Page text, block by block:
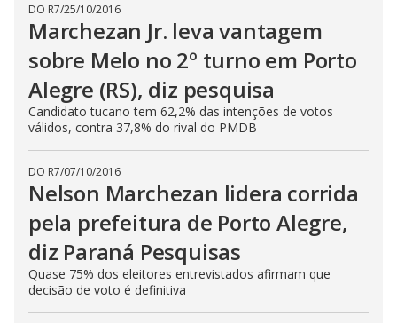
DO R7/25/10/2016
Marchezan Jr. leva vantagem
sobre Melo no 2º turno em Porto
Alegre (RS), diz pesquisa
Candidato tucano tem 62,2% das intenções de votos
válidos, contra 37,8% do rival do PMDB
DO R7/07/10/2016
Nelson Marchezan lidera corrida
pela prefeitura de Porto Alegre,
diz Paraná Pesquisas
Quase 75% dos eleitores entrevistados afirmam que
decisão de voto é definitiva